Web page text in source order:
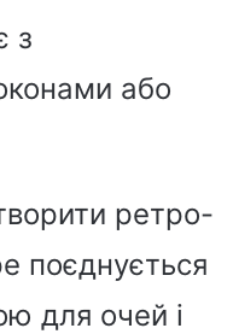
з
або
ретро-
поєднується
для очей і